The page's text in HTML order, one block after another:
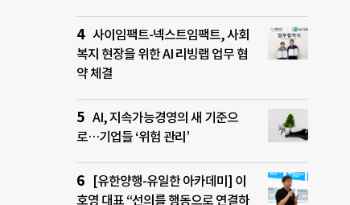
사이임팩트-넥스트임팩트, 사회
복지 현장을 위한 AI 리빙랩 업무 협
약 체결
AI, 지속가능경영의 새 기준으
로…기업들 ‘위험 관리’
[유한양행-유일한 아카데미] 이
호영 대표 “선의를 행동으로 연결하